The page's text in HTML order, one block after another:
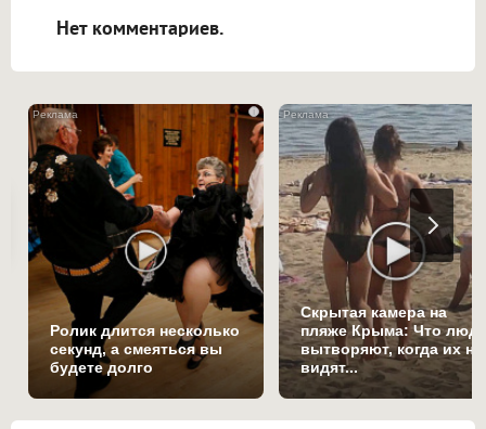
Нет комментариев.
i
Ролик длится несколько
секунд, а смеяться вы
будете долго
Скрытая камера на
пляже Крыма: Что
вытворяют, когда их не
видят...